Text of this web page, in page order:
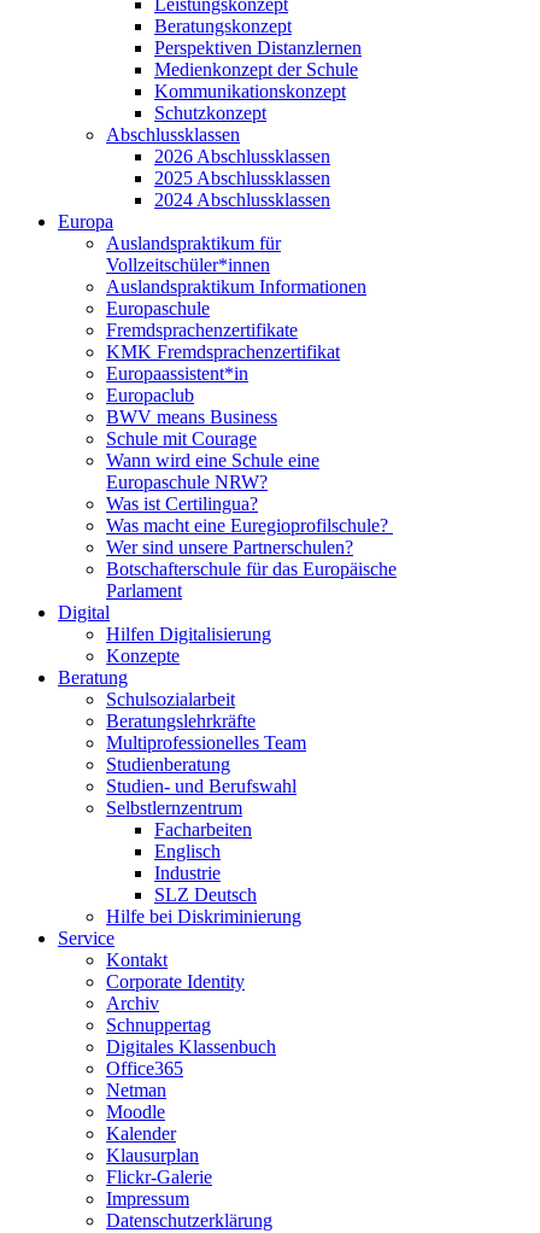
Leistungskonzept
Beratungskonzept
Perspektiven Distanzlernen
Medienkonzept der Schule
Kommunikationskonzept
Schutzkonzept
Abschlussklassen
2026 Abschlussklassen
2025 Abschlussklassen
2024 Abschlussklassen
Europa
Auslandspraktikum für
Vollzeitschüler*innen
Auslandspraktikum Informationen
Europaschule
Fremdsprachenzertifikate
KMK Fremdsprachenzertifikat
Europaassistent*in
Europaclub
BWV means Business
Schule mit Courage
Wann wird eine Schule eine
Europaschule NRW?
Was ist Certilingua?
Was macht eine Euregioprofilschule?
Wer sind unsere Partnerschulen?
Botschafterschule für das Europäische
Parlament
Digital
Hilfen Digitalisierung
Konzepte
Beratung
Schulsozialarbeit
Beratungslehrkräfte
Multiprofessionelles Team
Studienberatung
Studien- und Berufswahl
Selbstlernzentrum
Facharbeiten
Englisch
Industrie
SLZ Deutsch
Hilfe bei Diskriminierung
Service
Kontakt
Corporate Identity
Archiv
Schnuppertag
Digitales Klassenbuch
Office365
Netman
Moodle
Kalender
Klausurplan
Flickr-Galerie
Impressum
Datenschutzerklärung